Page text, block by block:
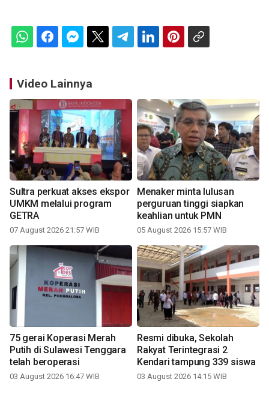
Video Lainnya
Sultra perkuat akses ekspor
UMKM melalui program
GETRA
07 August 2026 21:57 WIB
Menaker minta lulusan
perguruan tinggi siapkan
keahlian untuk PMN
05 August 2026 15:57 WIB
75 gerai Koperasi Merah
Putih di Sulawesi Tenggara
telah beroperasi
03 August 2026 16:47 WIB
Resmi dibuka, Sekolah
Rakyat Terintegrasi 2
Kendari tampung 339 siswa
03 August 2026 14:15 WIB